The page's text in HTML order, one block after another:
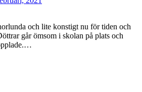
och lite konstigt nu för tiden och
går ömsom i skolan på plats och